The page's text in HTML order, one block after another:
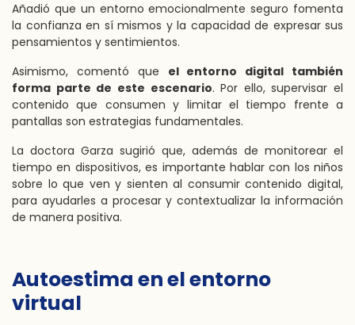
Añadió que un entorno emocionalmente seguro fomenta
la confianza en sí mismos y la capacidad de expresar sus
pensamientos y sentimientos.
Asimismo, comentó que el entorno digital también
forma parte de este escenario. Por ello, supervisar el
contenido que consumen y limitar el tiempo frente a
pantallas son estrategias fundamentales.
La doctora Garza sugirió que, además de monitorear el
tiempo en dispositivos, es importante hablar con los niños
sobre lo que ven y sienten al consumir contenido digital,
para ayudarles a procesar y contextualizar la información
de manera positiva.
Autoestima en el entorno
virtual